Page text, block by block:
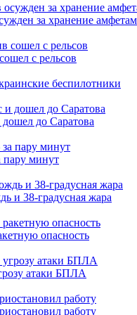
за хранение
с рельсов
беспилотники
до Саратова
пару минут
и 38-градусная жара
опасность
атаки БПЛА
работу